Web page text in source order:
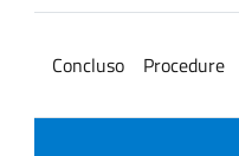
Concluso Procedure